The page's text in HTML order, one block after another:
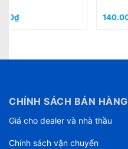
CHÍNH SÁCH BÁN HÀNG
Giá cho dealer và nhà thầu
Chính sách vận chuyển